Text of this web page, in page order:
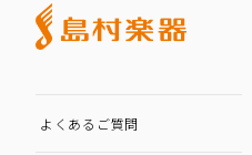
よくあるご質問